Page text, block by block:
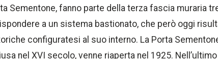
Sementone, fanno parte della terza fascia muraria
a un sistema bastionato, che però oggi
configuratesi al suo interno. La Porta
nel XVI secolo, venne riaperta nel 1925.